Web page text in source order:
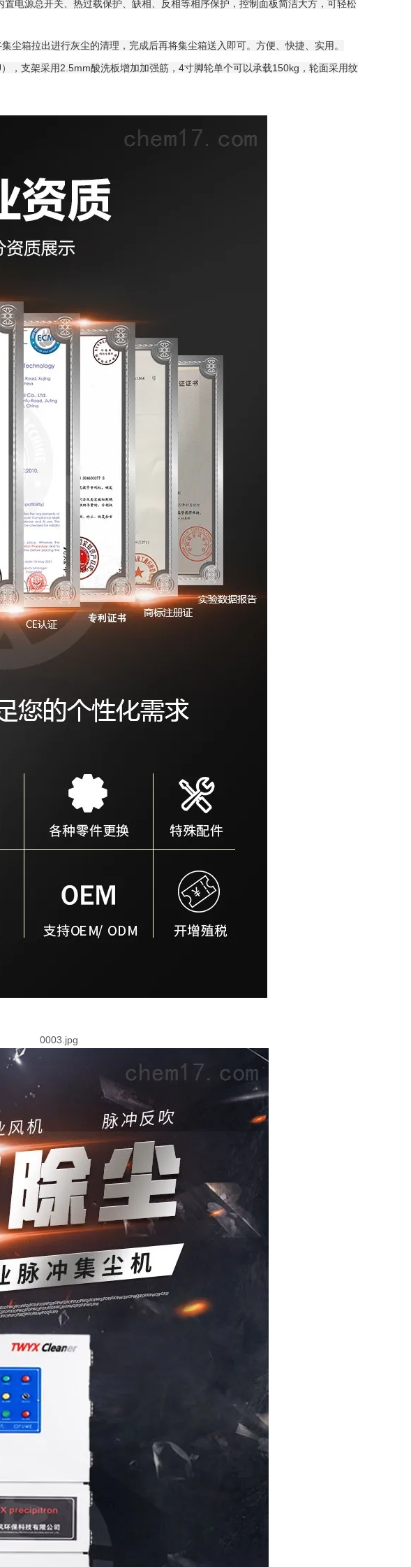
电源总开关、热过载保护、缺相、反相等相序保护，控制面板简洁大方，可轻松
尘箱拉出进行灰尘的清理，完成后再将集尘箱送入即可。方便、快捷、实用。
，支架采用2.5mm酸洗板增加加强筋，4寸脚轮单个可以承载150kg，轮面采用纹